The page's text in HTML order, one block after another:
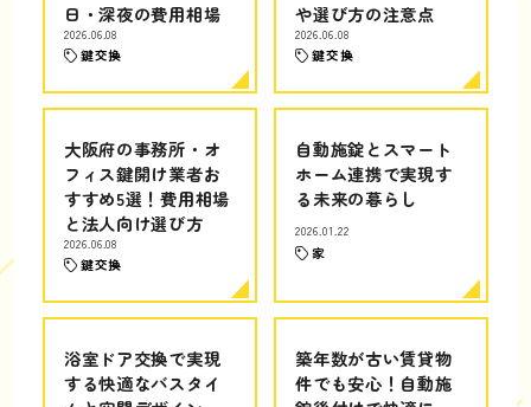
日・深夜の費用相場
2026.06.08
鍵交換
や選び方の注意点
2026.06.08
鍵交換
大阪府の事務所・オ
フィス鍵開け業者お
すすめ5選！費用相場
と法人向け選び方
2026.06.08
鍵交換
自動施錠とスマート
ホーム連携で実現す
る未来の暮らし
2026.01.22
家
浴室ドア交換で実現
する快適なバスタイ
築年数が古い賃貸物
件でも安心！自動施